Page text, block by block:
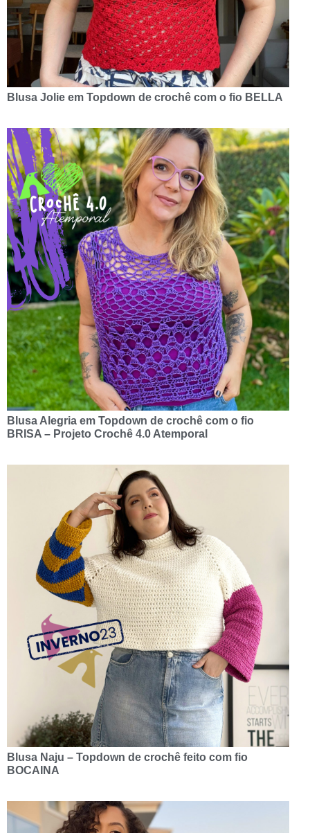
Blusa Jolie em Topdown de crochê com o fio BELLA
Blusa Alegria em Topdown de crochê com o fio
BRISA – Projeto Crochê 4.0 Atemporal
Blusa Naju – Topdown de crochê feito com fio
BOCAINA